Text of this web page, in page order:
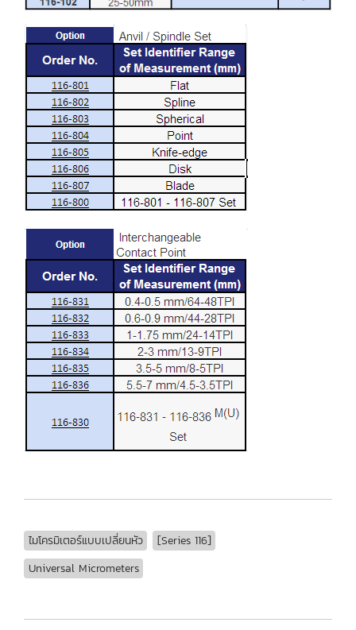
ไมโครมิเตอร์แบบเปลี่ยนหัว
[Series 116]
Universal Micrometers